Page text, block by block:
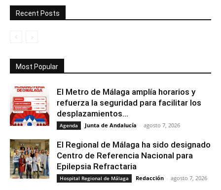
Recent Posts
Most Popular
El Metro de Málaga amplía horarios y
refuerza la seguridad para facilitar los
desplazamientos...
Agenda Junta de Andalucía - agosto 7, 2026
El Regional de Málaga ha sido designado
Centro de Referencia Nacional para
Epilepsia Refractaria
Hospital Regional de Málaga Redacción - agosto 7, 2026